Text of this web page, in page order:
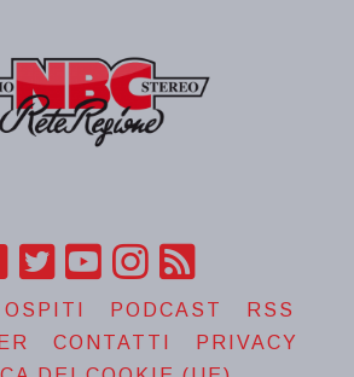
OSPITI PODCAST
RSS
CONTATTI
PRIVACY